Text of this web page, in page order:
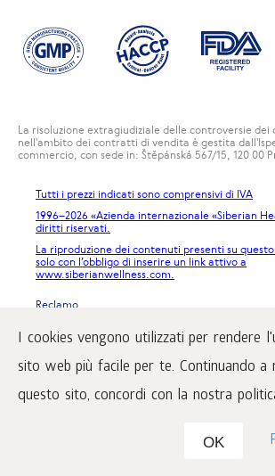
I cookies vengono utilizzati per rendere
sito web più facile per te. Continuando a
questo sito, concordi con la nostra
OK
La risoluzione extragiudiziale delle controversie dei
nell'ambito dei contratti di vendita è gestita
commercio, con sede in: Štěpánská 567/15, 120 00
Tutti i prezzi indicati sono comprensivi di IVA
1996–2026 «Azienda internazionale «Siberian
diritti riservati.
La riproduzione dei contenuti presenti su
solo con l’obbligo di inserire un link attivo a
www.siberianwellness.com.
Reclamo
Trattamento e protezione dei dati personali